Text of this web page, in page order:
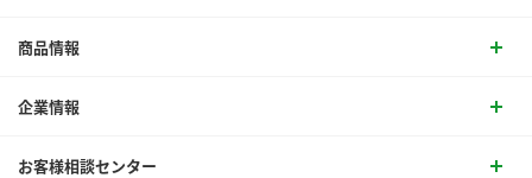
商品情報
企業情報
お客様相談センター